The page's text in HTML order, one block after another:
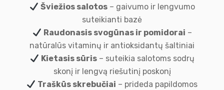
Šviežios salotos– gaivumo ir lengvumo
suteikianti bazė
Raudonasis svogūnas ir pomidorai –
natūralūs vitaminų ir antioksidantų šaltiniai
Kietasis sūris– suteikia salotoms sodrų
skonį ir lengvą riešutinį poskonį
Traškūs skrebučiai – prideda papildomos